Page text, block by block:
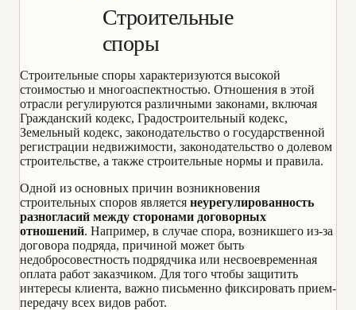
Строительные
споры
Строительные споры характеризуются высокой
стоимостью и многоаспектностью. Отношения в этой
отрасли регулируются различными законами, включая
Гражданский кодекс, Градостроительный кодекс,
Земельный кодекс, законодательство о государственной
регистрации недвижимости, законодательство о долевом
строительстве, а также строительные нормы и правила.
Одной из основных причин возникновения
строительных споров является неурегулированность
разногласий между сторонами договорных
отношений. Например, в случае спора, возникшего из-за
договора подряда, причиной может быть
недобросовестность подрядчика или несвоевременная
оплата работ заказчиком. Для того чтобы защитить
интересы клиента, важно письменно фиксировать прием-
передачу всех видов работ.